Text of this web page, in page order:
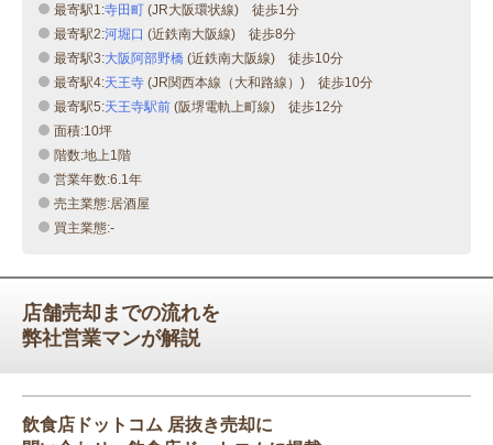
最寄駅1:寺田町 (JR大阪環状線) 徒歩1分
最寄駅2:河堀口 (近鉄南大阪線) 徒歩8分
最寄駅3:大阪阿部野橋 (近鉄南大阪線) 徒歩10分
最寄駅4:天王寺 (JR関西本線（大和路線）) 徒歩10分
最寄駅5:天王寺駅前 (阪堺電軌上町線) 徒歩12分
面積:10坪
階数:地上1階
営業年数:6.1年
売主業態:居酒屋
買主業態:-
店舗売却までの流れを
弊社営業マンが解説
飲食店ドットコム 居抜き売却に